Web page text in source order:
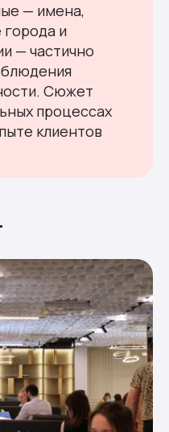
— имена,
и
— частично
Сюжет
процессах
клиентов